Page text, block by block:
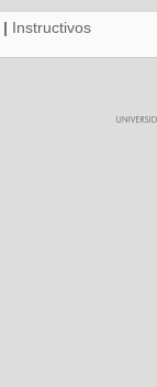
| Instructivos